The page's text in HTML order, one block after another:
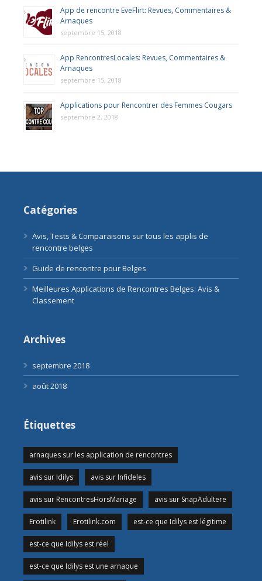
App de rencontre EveFlirt: Revues, Commentaires &
Arnaques
septembre 15, 2018
App RencontresLocales: Revues, Commentaires &
Arnaques
septembre 15, 2018
Applications pour Rencontrer des Femmes Cougars
septembre 2, 2018
Catégories
Avis, Tests & Comparaisons sur tous les applis de
rencontre belges
Guide de rencontre pour Belges
Meilleures Applications de Rencontres Belges: Avis &
Classement
Archives
septembre 2018
août 2018
Étiquettes
arnaques sur les application de rencontres
avis sur Idilys avis sur Infideles
avis sur RencontresHorsMariage avis sur SnapAdultere
Erotilink Erotilink.com est-ce que Idilys est légitime
est-ce que Idilys est réel
est-ce que Idilys est une arnaque